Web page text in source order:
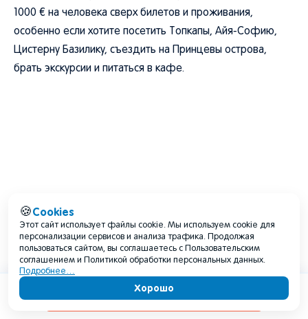
1000 € на человека сверх билетов и проживания,
особенно если хотите посетить Топкапы, Айя-Софию,
Цистерну Базилику, съездить на Принцевы острова,
брать экскурсии и питаться в кафе.
Содержание
🍪Cookies
Этот сайт использует файлы cookie. Мы используем cookie для
персонализации сервисов и анализа трафика. Продолжая
пользоваться сайтом, вы соглашаетесь с Пользовательским
соглашением и Политикой обработки персональных данных.
Подробнее…
Хорошо